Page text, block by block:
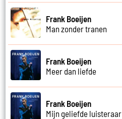
Frank Boeijen
Man zonder tranen
Frank Boeijen
Meer dan liefde
Frank Boeijen
Mijn geliefde luisteraar